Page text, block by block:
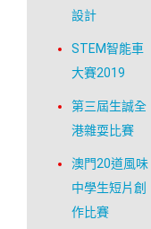
設計
STEM智能車
大賽2019
第三屆生誠全
港雜耍比賽
澳門20道風味
中學生短片創
作比賽